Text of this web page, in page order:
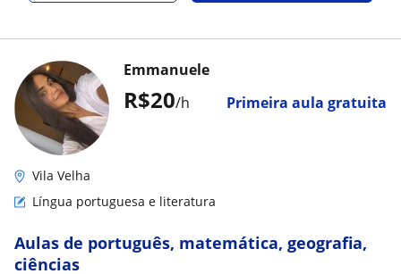
R$20/h Primeira aula gratuita
Emmanuele
Vila Velha
Língua portuguesa e literatura
Aulas de português, matemática, geografia,
ciências